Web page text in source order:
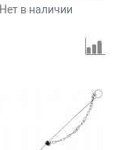
Нет в наличии